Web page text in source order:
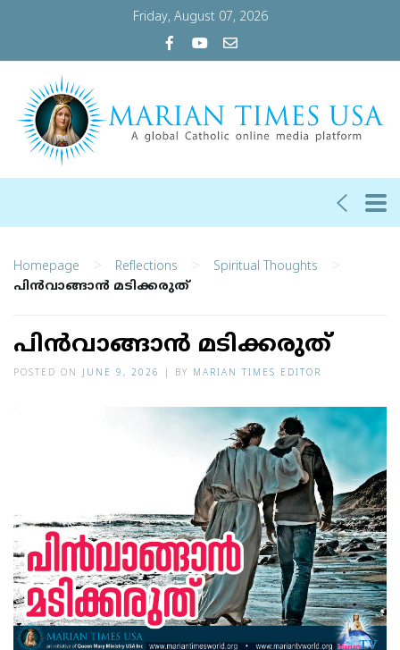
Friday, August 07, 2026
Homepage > Reflections > Spiritual Thoughts >
പിന്‍വാങ്ങാന്‍ മടിക്കരുത്
പിന്‍വാങ്ങാന്‍ മടിക്കരുത്
POSTED ON JUNE 9, 2026 BY MARIAN TIMES EDITOR